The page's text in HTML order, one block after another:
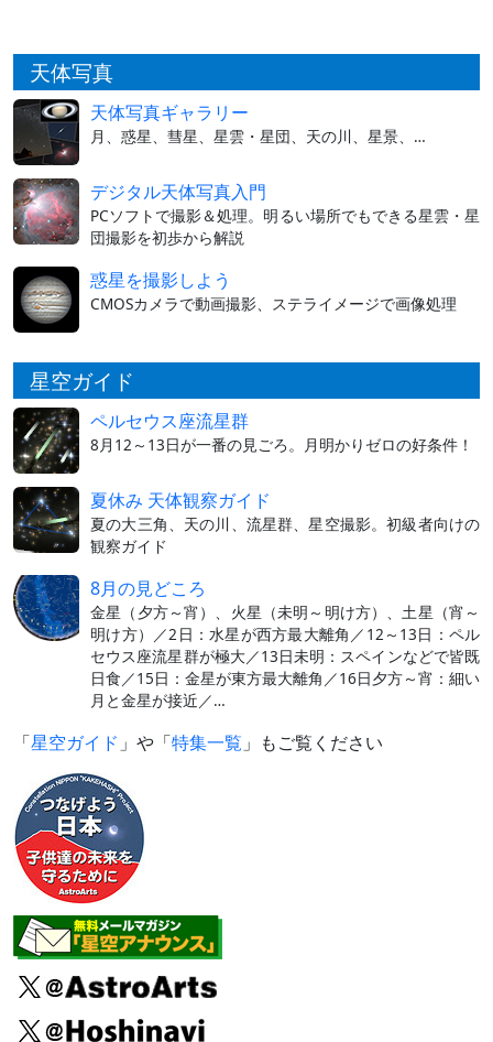
天体写真
天体写真ギャラリー
月、惑星、彗星、星雲・星団、天の川、星景、…
デジタル天体写真入門
PCソフトで撮影＆処理。明るい場所でもできる星雲・星
団撮影を初歩から解説
惑星を撮影しよう
CMOSカメラで動画撮影、ステライメージで画像処理
星空ガイド
ペルセウス座流星群
8月12～13日が一番の見ごろ。月明かりゼロの好条件！
夏休み 天体観察ガイド
夏の大三角、天の川、流星群、星空撮影。初級者向けの
観察ガイド
8月の見どころ
金星（夕方～宵）、火星（未明～明け方）、土星（宵～
明け方）／2日：水星が西方最大離角／12～13日：ペル
セウス座流星群が極大／13日未明：スペインなどで皆既
日食／15日：金星が東方最大離角／16日夕方～宵：細い
月と金星が接近／…
「星空ガイド 」や「特集一覧 」もご覧ください